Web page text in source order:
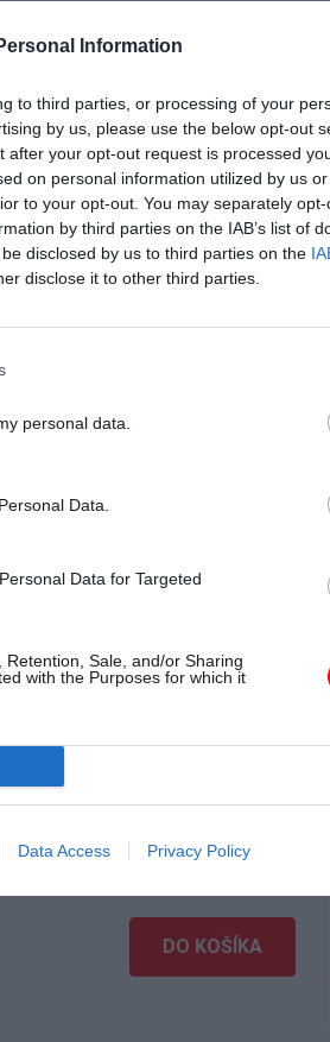
Information
to third parties, or processing of your
by us, please use the below opt-out
after your opt-out request is processed
on personal information utilized by us
to your opt-out. You may separately
by third parties on the IAB’s list of
disclosed by us to third parties on the
disclose it to other third parties.
personal data.
Data.
Data for Targeted
Sale, and/or Sharing
with the Purposes for which it
Data Access Privacy Policy
VANCOCONTACT 2
70R14 95T
DO KOŠÍKA